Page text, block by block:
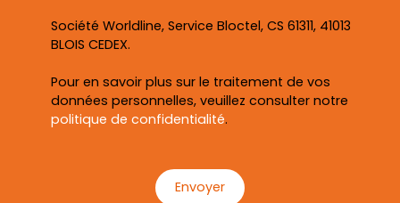
Société Worldline, Service Bloctel, CS 61311, 41013
BLOIS CEDEX.
Pour en savoir plus sur le traitement de vos
données personnelles, veuillez consulter notre
politique de confidentialité.
Envoyer